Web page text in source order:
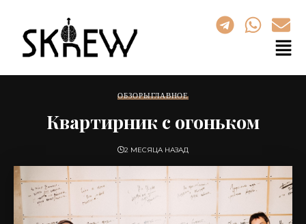
ОБЗОРЫГЛАВНОЕ
Квартирник с огоньком
2 МЕСЯЦА НАЗАД